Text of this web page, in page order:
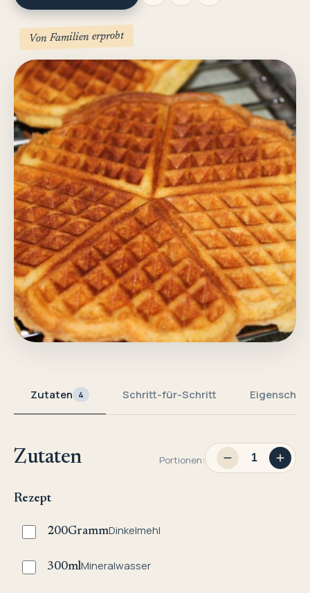
Von Familien erprobt
Zutaten 4 Schritt-für-Schritt
Zutaten Portionen:
Rezept
200GrammDinkelmehl
300mlMineralwasser